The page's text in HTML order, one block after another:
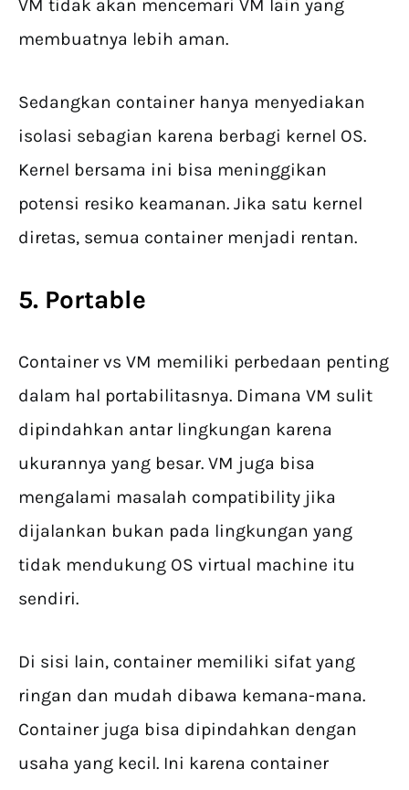
VM tidak akan mencemari VM lain yang
membuatnya lebih aman.
Sedangkan container hanya menyediakan
isolasi sebagian karena berbagi kernel OS.
Kernel bersama ini bisa meninggikan
potensi resiko keamanan. Jika satu kernel
diretas, semua container menjadi rentan.
5. Portable
Container vs VM memiliki perbedaan penting
dalam hal portabilitasnya. Dimana VM sulit
dipindahkan antar lingkungan karena
ukurannya yang besar. VM juga bisa
mengalami masalah compatibility jika
dijalankan bukan pada lingkungan yang
tidak mendukung OS virtual machine itu
sendiri.
Di sisi lain, container memiliki sifat yang
ringan dan mudah dibawa kemana-mana.
Container juga bisa dipindahkan dengan
usaha yang kecil. Ini karena container